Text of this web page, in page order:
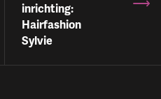
inrichting:
Hairfashion
Sylvie